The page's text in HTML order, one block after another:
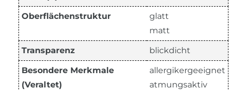
Oberflächenstruktur
glatt
matt
Transparenz blickdicht
Besondere Merkmale
(Veraltet)
allergikergeeignet
atmungsaktiv